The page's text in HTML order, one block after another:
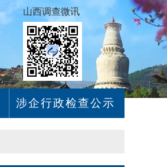
山西调查微讯
涉企行政检查公示